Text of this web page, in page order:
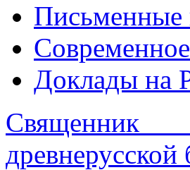
Письменные
Доклады на
Священник